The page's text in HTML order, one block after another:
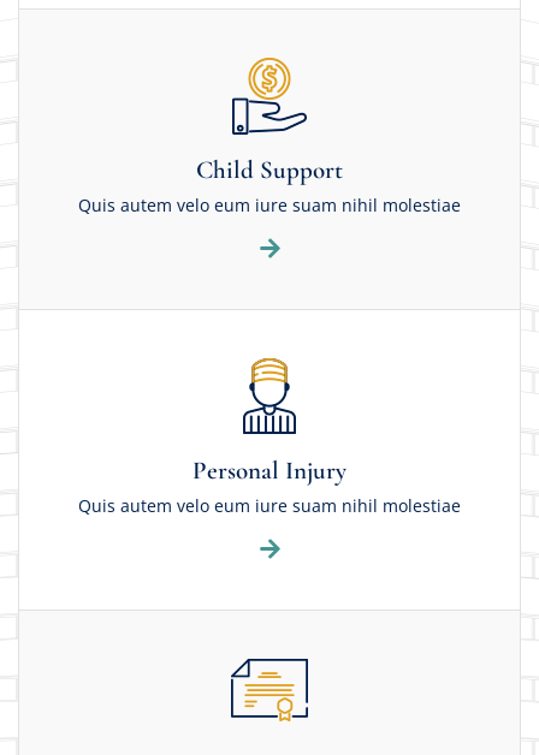
Child Support
Quis autem velo eum iure suam nihil molestiae
Personal Injury
Quis autem velo eum iure suam nihil molestiae